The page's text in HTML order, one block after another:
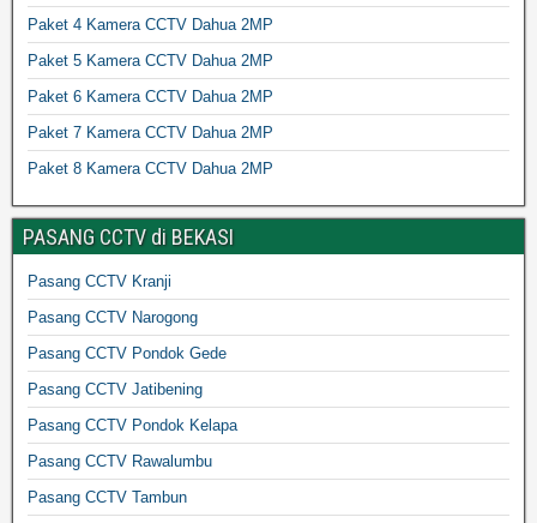
Paket 4 Kamera CCTV Dahua 2MP
Paket 5 Kamera CCTV Dahua 2MP
Paket 6 Kamera CCTV Dahua 2MP
Paket 7 Kamera CCTV Dahua 2MP
Paket 8 Kamera CCTV Dahua 2MP
PASANG CCTV di BEKASI
Pasang CCTV Kranji
Pasang CCTV Narogong
Pasang CCTV Pondok Gede
Pasang CCTV Jatibening
Pasang CCTV Pondok Kelapa
Pasang CCTV Rawalumbu
Pasang CCTV Tambun